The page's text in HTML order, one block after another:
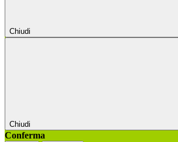
Chiudi
Chiudi
Conferma